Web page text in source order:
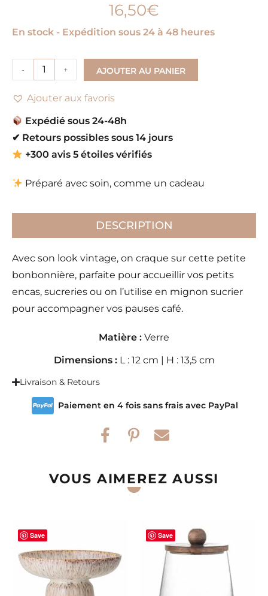
16,50€
En stock - Expédition sous 24 à 48 heures
- + AJOUTER AU PANIER
Ajouter aux favoris
Expédié sous 24-48h
✔ Retours possibles sous 14 jours
+300 avis 5 étoiles vérifiés
Préparé avec soin, comme un cadeau
DESCRIPTION
Avec son look vintage, on craque sur cette petite
bonbonnière, parfaite pour accueillir vos petits
encas, sucreries ou on l’utilise en mignon sucrier
pour accompagner vos pauses café.
Matière : Verre
Dimensions :L : 12 cm | H : 13,5 cm
Livraison & Retours
Paiement en 4 fois sans frais avec PayPal
VOUS AIMEREZ AUSSI
Save Save